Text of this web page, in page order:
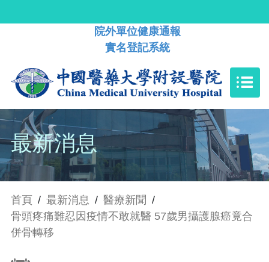
院外單位健康通報
實名登記系統
最新消息
首頁 / 最新消息 / 醫療新聞 /
骨頭疼痛難忍因疫情不敢就醫 57歲男攝護腺癌竟合
併骨轉移